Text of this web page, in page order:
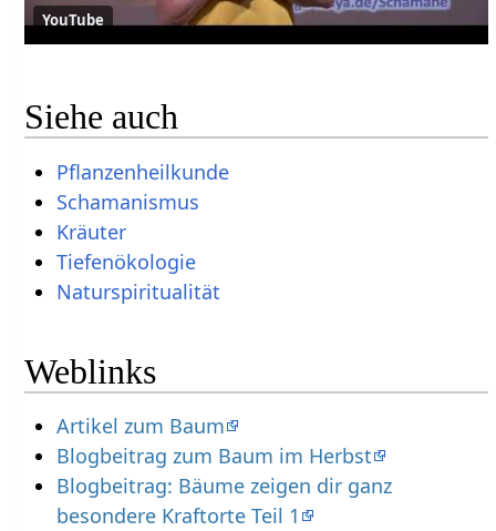
YouTube
Siehe auch
Pflanzenheilkunde
Schamanismus
Kräuter
Tiefenökologie
Naturspiritualität
Weblinks
Artikel zum Baum
Blogbeitrag zum Baum im Herbst
Blogbeitrag: Bäume zeigen dir ganz
besondere Kraftorte Teil 1